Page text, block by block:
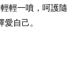
pembayaran
anda boleh
pesanan
輕一噴，呵護隨
自己。